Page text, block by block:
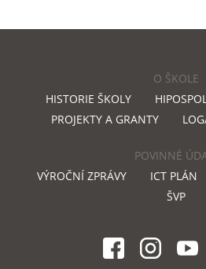
O ŠKOLE
HISTORIE ŠKOLY
PROJEKTY A GRANTY
POVINNÉ
VÝROČNÍ ZPRÁVY
ICT PLÁN
ŠVP